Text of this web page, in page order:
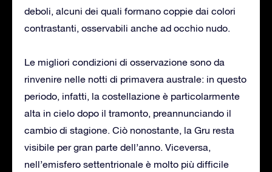
deboli, alcuni dei quali formano coppie dai colori
contrastanti, osservabili anche ad occhio nudo.
Le migliori condizioni di osservazione sono da
rinvenire nelle notti di primavera australe: in questo
periodo, infatti, la costellazione è particolarmente
alta in cielo dopo il tramonto, preannunciando il
cambio di stagione. Ciò nonostante, la Gru resta
visibile per gran parte dell’anno. Viceversa,
nell’emisfero settentrionale è molto più difficile